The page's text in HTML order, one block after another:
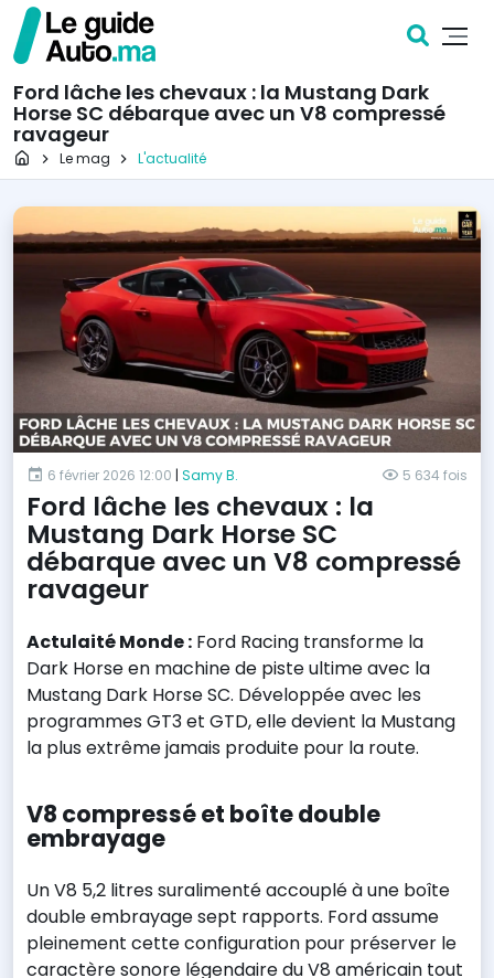
Ford lâche les chevaux : la Mustang Dark
Horse SC débarque avec un V8 compressé
ravageur
Page d'accueil
Le mag L'actualité
6 février 2026 12:00 | Samy B. 5 634 fois
Ford lâche les chevaux : la
Mustang Dark Horse SC
débarque avec un V8 compressé
ravageur
Actulaité Monde : Ford Racing transforme la
Dark Horse en machine de piste ultime avec la
Mustang Dark Horse SC. Développée avec les
programmes GT3 et GTD, elle devient la Mustang
la plus extrême jamais produite pour la route.
V8 compressé et boîte double
embrayage
Un V8 5,2 litres suralimenté accouplé à une boîte
double embrayage sept rapports. Ford assume
pleinement cette configuration pour préserver le
caractère sonore légendaire du V8 américain tout